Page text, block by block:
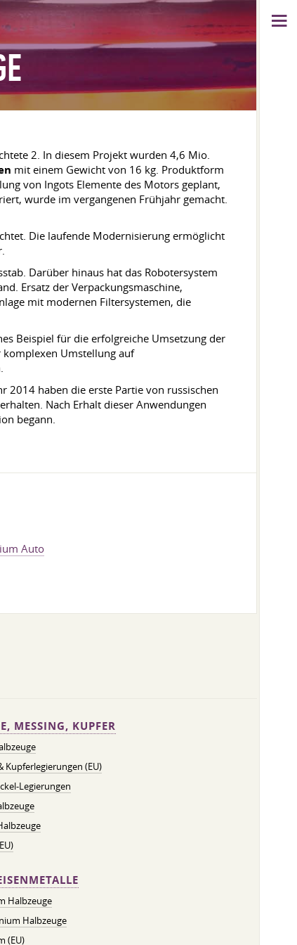
2. In diesem Projekt wurden 4,6 Mio.
mit einem Gewicht von 16 kg. Produktform
von Ingots Elemente des Motors geplant,
wurde im vergangenen Frühjahr gemacht.
Die laufende Modernisierung ermöglicht
Darüber hinaus hat das Robotersystem
Ersatz der Verpackungsmaschine,
mit modernen Filtersystemen, die
Beispiel für die erfolgreiche Umsetzung der
Umstellung auf
2014 haben die erste Partie von russischen
Nach Erhalt dieser Anwendungen
begann.
Auto
MESSING, KUPFER
Kupferlegierungen (EU)
Legierungen
Halbzeuge
Halbzeuge
(EU)